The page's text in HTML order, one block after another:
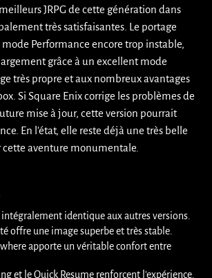
JRPG de cette génération dans
très satisfaisantes. Le portage
Performance encore trop instable,
grâce à un excellent mode
très propre et aux nombreux avantages
Si Square Enix corrige les problèmes de
mise à jour, cette version pourrait
En l'état, elle reste déjà une très belle
cette aventure monumentale.
intégralement identique aux autres versions.
offre une image superbe et très stable.
apporte un véritable confort entre
et le Quick Resume renforcent l'expérience.